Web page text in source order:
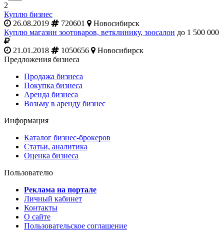
2
Куплю бизнес
26.08.2019
720601
Новосибирск
Куплю магазин зоотоваров, ветклинику, зоосалон до 1 500 000
21.01.2018 1050656
Новосибирск
Предложения бизнеса
Продажа бизнеса
Покупка бизнеса
Аренда бизнеса
Возьму в аренду бизнес
Информация
Каталог бизнес-брокеров
Статьи, аналитика
Оценка бизнеса
Пользователю
Реклама на портале
Личный кабинет
Контакты
О сайте
Пользовательское соглашение